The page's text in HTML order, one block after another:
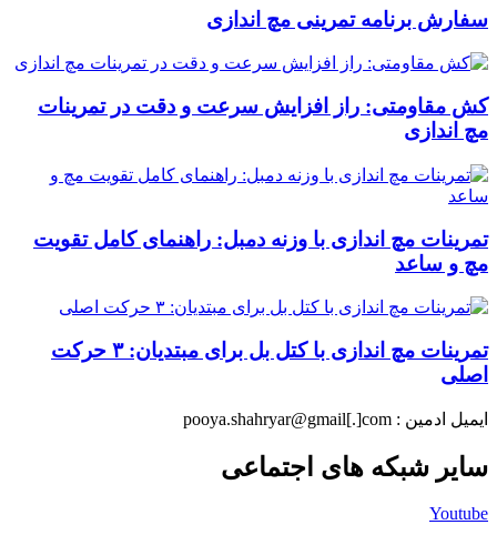
سفارش برنامه تمرینی مچ اندازی
کش مقاومتی: راز افزایش سرعت و دقت در تمرینات
مچ اندازی
تمرینات مچ اندازی با وزنه دمبل: راهنمای کامل تقویت
مچ و ساعد
تمرینات مچ اندازی با کتل بل برای مبتدیان: ۳ حرکت
اصلی
ایمیل ادمین : pooya.shahryar@gmail[.]com
سایر شبکه های اجتماعی
Youtube